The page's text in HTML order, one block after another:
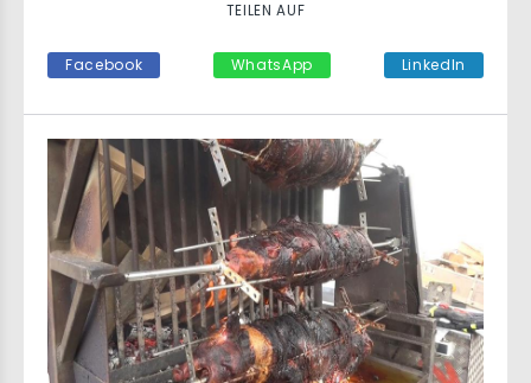
TEILEN AUF
Facebook WhatsApp LinkedIn